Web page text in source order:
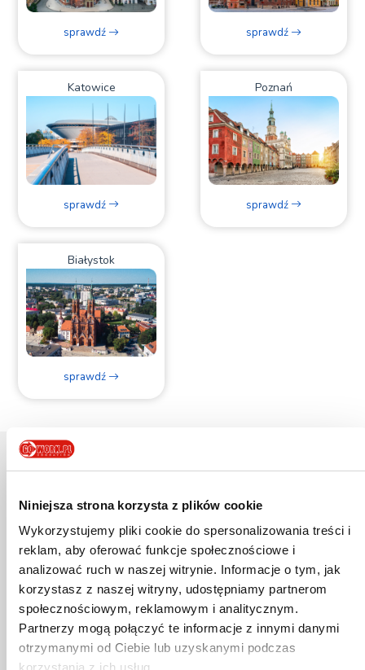
Niniejsza strona korzysta z plików cookie
Wykorzystujemy pliki cookie do spersonalizowania treści i
reklam, aby oferować funkcje społecznościowe i
analizować ruch w naszej witrynie. Informacje o tym, jak
korzystasz z naszej witryny, udostępniamy partnerom
społecznościowym, reklamowym i analitycznym.
Partnerzy mogą połączyć te informacje z innymi danymi
otrzymanymi od Ciebie lub uzyskanymi podczas
korzystania z ich usług.
sprawdź sprawdź
Katowice
sprawdź
Poznań
sprawdź
Białystok
sprawdź
GoWork.pl posiada
uprawnienia Szkół
Publicznych
0zł czesnego 0złwpisowego
0złza
0złza egzamin